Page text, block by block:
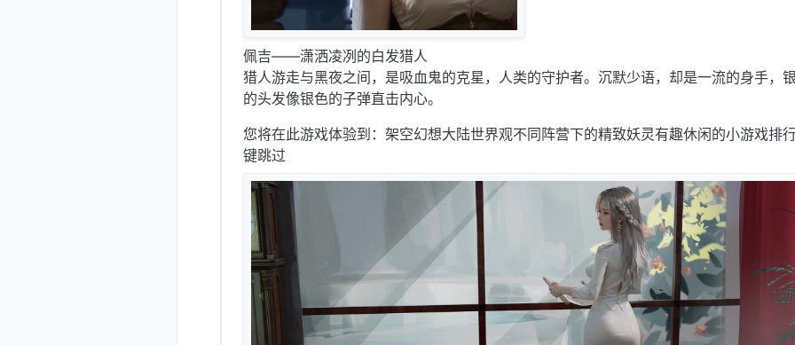
佩吉——潇洒凌冽的白发猎人
猎人游走与黑夜之间，是吸血鬼的克星，人类的守护者。沉默少语，却是一流的身手，
的头发像银色的子弹直击内心。
您将在此游戏体验到：架空幻想大陆世界观不同阵营下的精致妖灵有趣休闲的小游戏排
键跳过